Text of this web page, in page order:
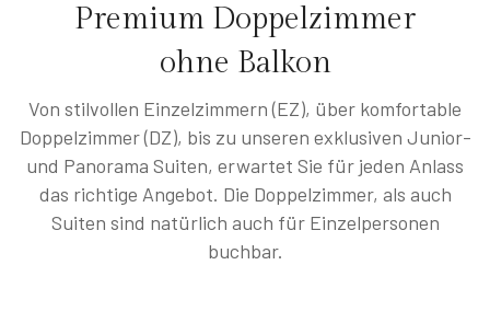
Premium Doppelzimmer
ohne Balkon
Von stilvollen Einzelzimmern (EZ), über komfortable
Doppelzimmer (DZ), bis zu unseren exklusiven Junior-
und Panorama Suiten, erwartet Sie für jeden Anlass
das richtige Angebot. Die Doppelzimmer, als auch
Suiten sind natürlich auch für Einzelpersonen
buchbar.